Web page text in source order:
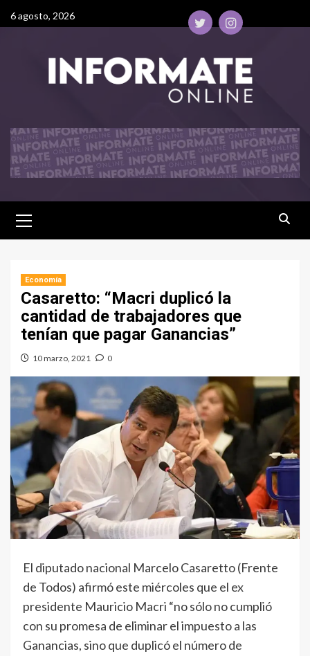
6 agosto, 2026
Economía
Casaretto: “Macri duplicó la
cantidad de trabajadores que
tenían que pagar Ganancias”
10 marzo, 2021 0
El diputado nacional Marcelo Casaretto (Frente
de Todos) afirmó este miércoles que el ex
presidente Mauricio Macri “no sólo no cumplió
con su promesa de eliminar el impuesto a las
Ganancias, sino que duplicó el número de